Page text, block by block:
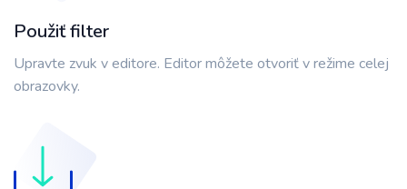
Použiť filter
Upravte zvuk v editore. Editor môžete otvoriť v režime celej
obrazovky.